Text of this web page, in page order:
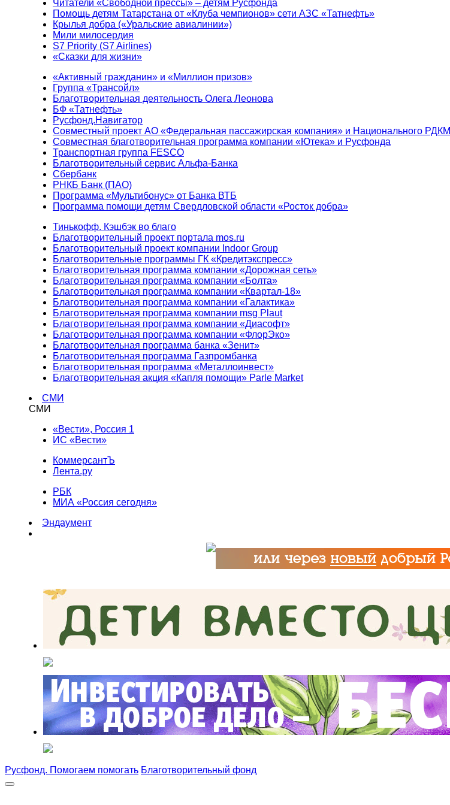
Читатели «Свободной прессы» – детям Русфонда
Помощь детям Татарстана от «Клуба чемпионов» сети АЗС «Татнефть»
Крылья добра («Уральские авиалинии»)
Мили милосердия
S7 Priority (S7 Airlines)
«Сказки для жизни»
«Активный гражданин» и «Миллион призов»
Группа «Трансойл»
Благотворительная деятельность Олега Леонова
БФ «Татнефть»
Русфонд.Навигатор
Совместный проект АО «Федеральная пассажирская компания» и Национального РДКМ
Совместная благотворительная программа компании «Ютека» и Русфонда
Транспортная группа FESCO
Благотворительный сервис Альфа-Банка
Сбербанк
РНКБ Банк (ПАО)
Программа «Мультибонус» от Банка ВТБ
Программа помощи детям Свердловской области «Росток добра»
Тинькофф. Кэшбэк во благо
Благотворительный проект портала mos.ru
Благотворительный проект компании Indoor Group
Благотворительные программы ГК «Кредитэкспресс»
Благотворительная программа компании «Дорожная сеть»
Благотворительная программа компании «Болта»
Благотворительная программа компании «Квартал-18»
Благотворительная программа компании «Галактика»
Благотворительная программа компании msg Plaut
Благотворительная программа компании «Диасофт»
Благотворительная программа компании «ФлорЭко»
Благотворительная программа банка «Зенит»
Благотворительная программа Газпромбанка
Благотворительная программа «Металлоинвест»
Благотворительная акция «Капля помощи» Parle Market
СМИ
СМИ
«Вести», Россия 1
ИС «Вести»
КоммерсантЪ
Лента.ру
РБК
МИА «Россия сегодня»
Эндаумент
Русфонд. Помогаем помогать Благотворительный фонд